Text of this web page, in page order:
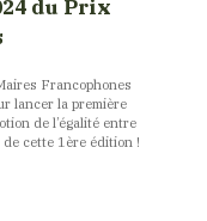
du Prix
Francophones
lancer la première
de l’égalité entre
cette 1ère édition !